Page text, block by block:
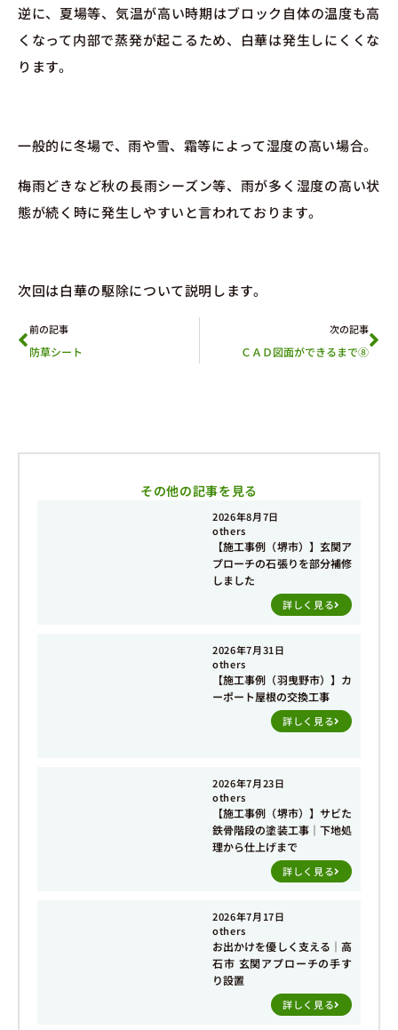
逆に、夏場等、気温が高い時期はブロック自体の温度も高
くなって内部で蒸発が起こるため、白華は発生しにくくな
ります。
一般的に冬場で、雨や雪、霜等によって湿度の高い場合。
梅雨どきなど秋の長雨シーズン等、雨が多く湿度の高い状
態が続く時に発生しやすいと言われております。
次回は白華の駆除について説明します。
前の記事
防草シート
次の記事
ＣＡＤ図面ができるまで⑧
その他の記事を見る
2026年8月7日
others
【施工事例（堺市）】玄関ア
プローチの石張りを部分補修
しました
詳しく見る
2026年7月31日
others
【施工事例（羽曳野市）】カ
ーポート屋根の交換工事
詳しく見る
2026年7月23日
others
【施工事例（堺市）】サビた
鉄骨階段の塗装工事｜下地処
理から仕上げまで
詳しく見る
2026年7月17日
others
お出かけを優しく支える｜高
石市 玄関アプローチの手す
り設置
詳しく見る